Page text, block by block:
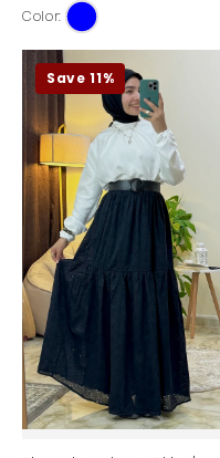
Color:
Save 11%